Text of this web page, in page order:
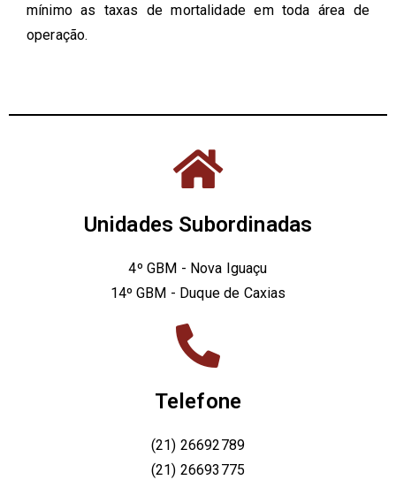
mínimo as taxas de mortalidade em toda área de
operação.
Unidades Subordinadas
4º GBM - Nova Iguaçu
14º GBM - Duque de Caxias
Telefone
(21) 26692789
(21) 26693775